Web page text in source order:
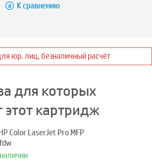
К сравнению
юр. лиц, безналичный расчёт
для которых
картридж
Color LaserJet Pro MFP